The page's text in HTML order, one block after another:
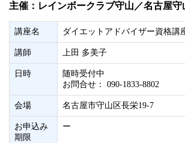
主催：レインボークラブ守山／名古屋守
講座名 ダイエットアドバイザー資格講
講師 上田 多美子
日時
随時受付中
お問合せ： 090-1833-8802
会場 名古屋市守山区長栄19‐7
お申込み
期限
ー